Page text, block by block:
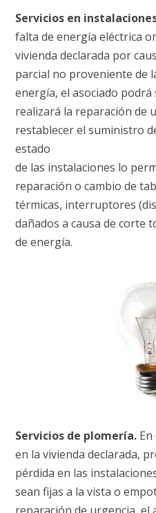
Servicios en
falta de energía eléctrica
vivienda declarada por
parcial no proveniente de
energía, el asociado
realizará la reparación de
restablecer el suministro
estado
de las instalaciones lo
reparación o cambio de
térmicas, interruptores
dañados a causa de corte
de energía.
Servicios de plomería.
en la vivienda declarada,
pérdida en las
sean fijas a la vista o